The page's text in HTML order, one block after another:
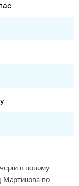
в новому
Мартинова по